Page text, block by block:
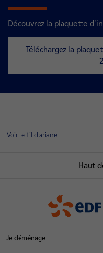
Découvrez la plaquette
Téléchargez la
Voir le fil d'ariane
Haut
Je déménage